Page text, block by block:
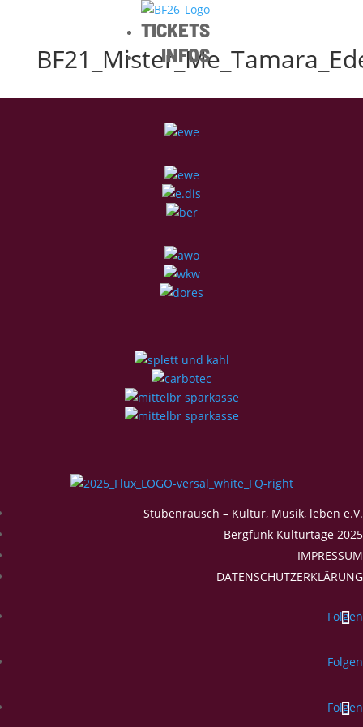
TICKETS
INFOS
Stubenrausch – Kultur, Musik, leben e.V.
Bergfunk Kulturtage 2025
IMPRESSUM
DATENSCHUTZERKLÄRUNG
Folgen
Folgen
Folgen